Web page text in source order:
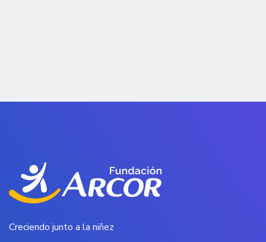
Creciendo junto a la niñez